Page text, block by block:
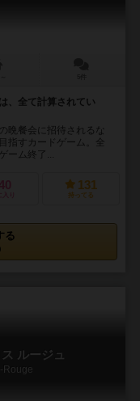
、全て計算されてい
晩餐会に招待されるな
指すカードゲーム。全
ーム終了...
40
入り
131
持ってる
る
ルージュ
Rouge